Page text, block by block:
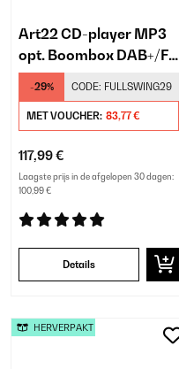
Art22 CD-player MP3
opt. Boombox DAB+/FM
radio CD/MP3 player
3W luidsprekers 2,4
-29% CODE: FULLSWING29
MET VOUCHER: 83,77 €
117,99 €
Laagste prijs in de afgelopen 30 dagen:
100,99 €
Details
HERVERPAKT